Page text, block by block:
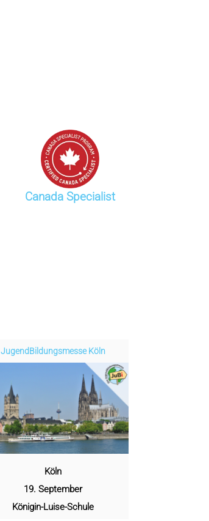
Canada Specialist
Jugend­­­­­Bildungsmess­e Köln
Köln
19. September
Königin-Luise-Schule